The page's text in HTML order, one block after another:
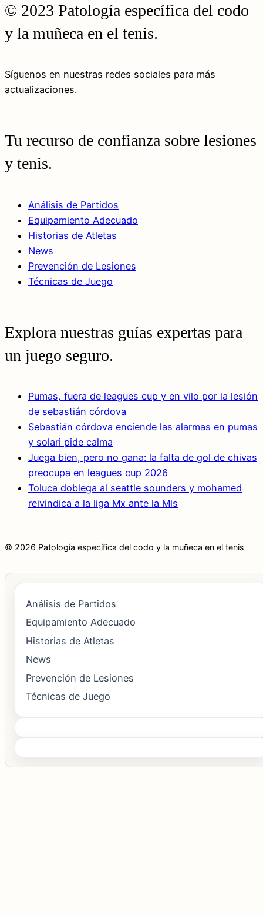
© 2023 Patología específica del codo
y la muñeca en el tenis.
Síguenos en nuestras redes sociales para más
actualizaciones.
Tu recurso de confianza sobre lesiones
y tenis.
Análisis de Partidos
Equipamiento Adecuado
Historias de Atletas
News
Prevención de Lesiones
Técnicas de Juego
Explora nuestras guías expertas para
un juego seguro.
Pumas, fuera de leagues cup y en vilo por la lesión
de sebastián córdova
Sebastián córdova enciende las alarmas en pumas
y solari pide calma
Juega bien, pero no gana: la falta de gol de chivas
preocupa en leagues cup 2026
Toluca doblega al seattle sounders y mohamed
reivindica a la liga Mx ante la Mls
© 2026 Patología específica del codo y la muñeca en el tenis
Análisis de Partidos
Equipamiento Adecuado
Historias de Atletas
News
Prevención de Lesiones
Técnicas de Juego